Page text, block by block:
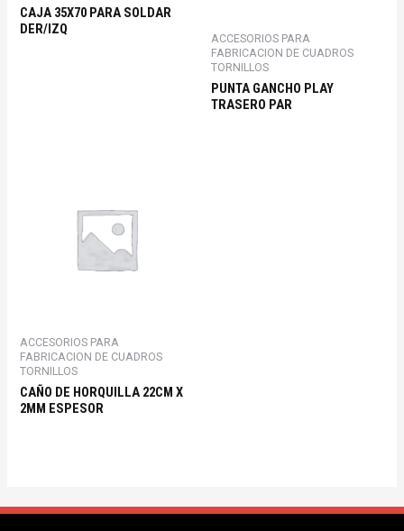
CAJA 35X70 PARA SOLDAR
DER/IZQ
ACCESORIOS PARA
FABRICACION DE CUADROS
TORNILLOS
PUNTA GANCHO PLAY
TRASERO PAR
ACCESORIOS PARA
FABRICACION DE CUADROS
TORNILLOS
CAÑO DE HORQUILLA 22CM X
2MM ESPESOR